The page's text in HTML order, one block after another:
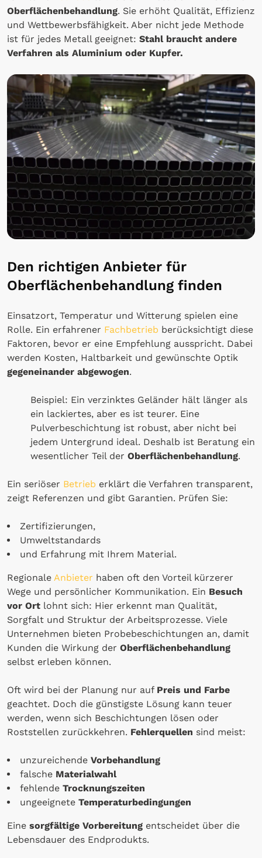
Oberflächenbehandlung. Sie erhöht Qualität, Effizienz
und Wettbewerbsfähigkeit. Aber nicht jede Methode
ist für jedes Metall geeignet: Stahl braucht andere
Verfahren als Aluminium oder Kupfer.
Den richtigen Anbieter für
Oberflächenbehandlung finden
Einsatzort, Temperatur und Witterung spielen eine
Rolle. Ein erfahrener Fachbetrieb berücksichtigt diese
Faktoren, bevor er eine Empfehlung ausspricht. Dabei
werden Kosten, Haltbarkeit und gewünschte Optik
gegeneinander abgewogen.
Beispiel: Ein verzinktes Geländer hält länger als
ein lackiertes, aber es ist teurer. Eine
Pulverbeschichtung ist robust, aber nicht bei
jedem Untergrund ideal. Deshalb ist Beratung ein
wesentlicher Teil der Oberflächenbehandlung.
Ein seriöser Betrieb erklärt die Verfahren transparent,
zeigt Referenzen und gibt Garantien. Prüfen Sie:
Zertifizierungen,
Umweltstandards
und Erfahrung mit Ihrem Material.
Regionale Anbieter haben oft den Vorteil kürzerer
Wege und persönlicher Kommunikation. Ein Besuch
vor Ort lohnt sich: Hier erkennt man Qualität,
Sorgfalt und Struktur der Arbeitsprozesse. Viele
Unternehmen bieten Probebeschichtungen an, damit
Kunden die Wirkung der Oberflächenbehandlung
selbst erleben können.
Oft wird bei der Planung nur auf Preis und Farbe
geachtet. Doch die günstigste Lösung kann teuer
werden, wenn sich Beschichtungen lösen oder
Roststellen zurückkehren. Fehlerquellen sind meist:
unzureichende Vorbehandlung
falsche Materialwahl
fehlende Trocknungszeiten
ungeeignete Temperaturbedingungen
Eine sorgfältige Vorbereitung entscheidet über die
Lebensdauer des Endprodukts.